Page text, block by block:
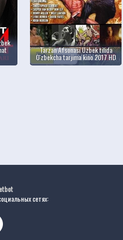
Tarzan Afsonasi Uzbek tilida
O'zbekcha tarjima kino 2017 HD
сетях: